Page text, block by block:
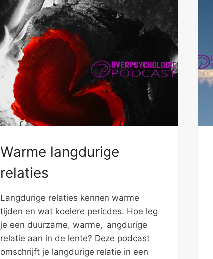
Warme langdurige
relaties
Langdurige relaties kennen warme
tijden en wat koelere periodes. Hoe leg
je een duurzame, warme, langdurige
relatie aan in de lente? Deze podcast
omschrijft je langdurige relatie in een